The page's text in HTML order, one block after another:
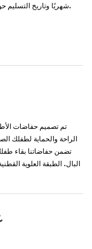
إنتاجية تبلغ 58-70*40HQ شهريًا وتاريخ التسليم حوالي 15-30 يومًا بعد استلام الوديعة.
تم تصميم حفاضات
الراحة والحماية لطفلك
تضمن حفاضاتنا بقاء
البال. الطبقة العلوية